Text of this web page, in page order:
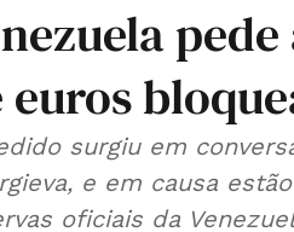
euros
surgiu em
e em causa
oficiais da